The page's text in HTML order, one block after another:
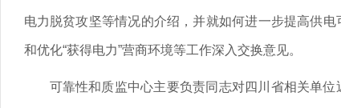
电力脱贫攻坚等情况的介绍，并就如何进一步提高供
和优化“获得电力”营商环境等工作深入交换意见。
可靠性和质监中心主要负责同志对四川省相关单